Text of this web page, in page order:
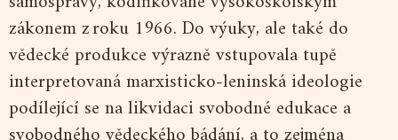
zákonem z roku 1966. Do výuky, ale také do
vědecké produkce výrazně vstupovala tupě
interpretovaná marxisticko-leninská ideologie
podílející se na likvidaci svobodné edukace a